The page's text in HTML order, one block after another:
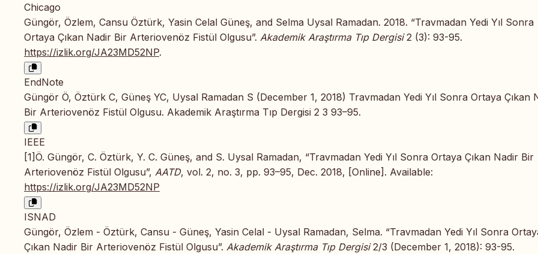
Chicago
Güngör, Özlem, Cansu Öztürk, Yasin Celal Güneş, and Selma Uysal Ramadan. 2018. “Travmadan Yedi Yıl Sonra
Ortaya Çıkan Nadir Bir Arteriovenöz Fistül Olgusu”. Akademik Araştırma Tıp Dergisi2 (3): 93-95.
https://izlik.org/JA23MD52NP.
EndNote
Güngör Ö, Öztürk C, Güneş YC, Uysal Ramadan S (December 1, 2018) Travmadan Yedi Yıl Sonra Ortaya Çıkan
Bir Arteriovenöz Fistül Olgusu. Akademik Araştırma Tıp Dergisi 2 3 93–95.
IEEE
[1]Ö. Güngör, C. Öztürk, Y. C. Güneş, and S. Uysal Ramadan, “Travmadan Yedi Yıl Sonra Ortaya Çıkan Nadir Bir
Arteriovenöz Fistül Olgusu”, AATD, vol. 2, no. 3, pp. 93–95, Dec. 2018, [Online]. Available:
https://izlik.org/JA23MD52NP
ISNAD
Güngör, Özlem - Öztürk, Cansu - Güneş, Yasin Celal - Uysal Ramadan, Selma. “Travmadan Yedi Yıl Sonra
Çıkan Nadir Bir Arteriovenöz Fistül Olgusu”. Akademik Araştırma Tıp Dergisi2/3 (December 1, 2018): 93-95.